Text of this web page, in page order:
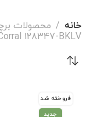
خانه
128347-BKLV‏”
فروخته شد
جدید